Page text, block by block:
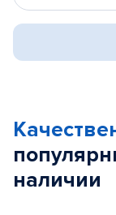
наличии